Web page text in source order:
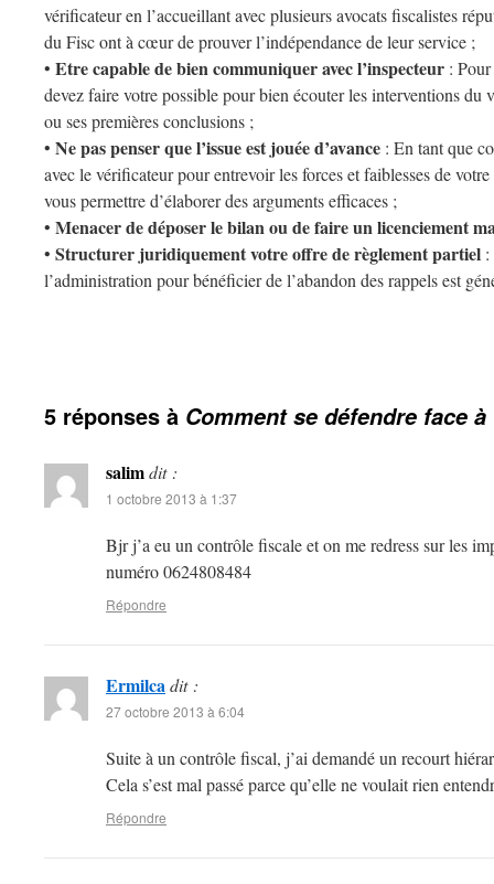
vérificateur en l’accueillant avec plusieurs avocats fiscalistes
du Fisc ont à cœur de prouver l’indépendance de leur service ;
• Etre capable de bien communiquer avec l’inspecteur :
devez faire votre possible pour bien écouter les interventions
ou ses premières conclusions ;
• Ne pas penser que l’issue est jouée d’avance : En tant que
avec le vérificateur pour entrevoir les forces et faiblesses de
vous permettre d’élaborer des arguments efficaces ;
• Menacer de déposer le bilan ou de faire un licenciement
• Structurer juridiquement votre offre de règlement partiel :
l’administration pour bénéficier de l’abandon des rappels est
5 réponses à Comment se défendre face
salimdit :
1 octobre 2013 à 1:37
Bjr j’a eu un contrôle fiscale et on me redress sur les
numéro 0624808484
Répondre
Ermilcadit :
27 octobre 2013 à 6:04
Suite à un contrôle fiscal, j’ai demandé un recourt
Cela s’est mal passé parce qu’elle ne voulait rien
Répondre